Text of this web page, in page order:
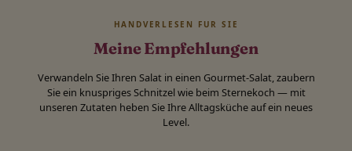
Meine Empfehlungen
HANDVERLESEN FÜR SIE
Verwandeln Sie Ihren Salat in einen Gourmet-Salat, zaubern
Sie ein knuspriges Schnitzel wie beim Sternekoch — mit
unseren Zutaten heben Sie Ihre Alltagsküche auf ein neues
Level.